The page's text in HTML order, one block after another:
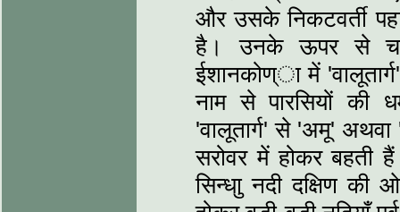
और उसके निकटवर्ती
है। उनके ऊपर से
ईशानकोण्ा में
नाम से पारसियों की
'वालूतार्ग' से 'अमू'
सरोवर में होकर बहती
सिन्धाु नदी दक्षिण